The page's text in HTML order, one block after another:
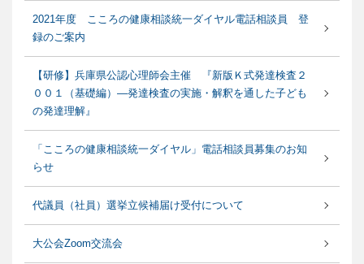
2021年度 こころの健康相談統一ダイヤル電話相談員 登
録のご案内
【研修】兵庫県公認心理師会主催 『新版Ｋ式発達検査２
００１（基礎編）―発達検査の実施・解釈を通した子ども
の発達理解』
「こころの健康相談統一ダイヤル」電話相談員募集のお知
らせ
代議員（社員）選挙立候補届け受付について
大公会Zoom交流会